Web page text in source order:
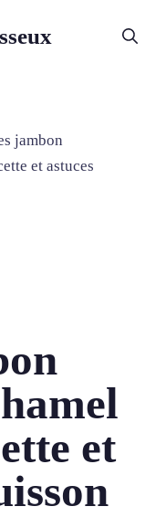
jambon
et astuces
et